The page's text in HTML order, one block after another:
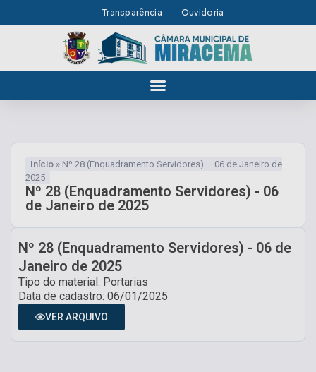
Transparência Ouvidoria
Início » Nº 28 (Enquadramento Servidores) – 06 de Janeiro de
2025
Nº 28 (Enquadramento Servidores) - 06
de Janeiro de 2025
Nº 28 (Enquadramento Servidores) - 06 de
Janeiro de 2025
Tipo do material: Portarias
Data de cadastro: 06/01/2025
VER ARQUIVO